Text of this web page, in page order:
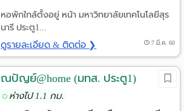
หอพักใกล้ตั้งอยู่ หน้า มหาวิทยาลัยเทคโนโลยีสุร
นารี ประตู1...
ดูรายละเอียด & ติดต่อ ❯ 7 มี.ค. 60
ณปัญย์@home (มทส. ประตู1)
ห่างไป 1.1 กม.